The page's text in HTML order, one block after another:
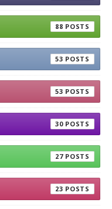
88
53
53
30
27
23